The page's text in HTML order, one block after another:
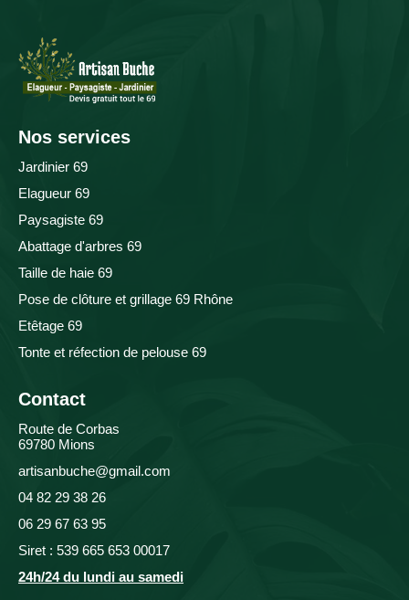
Nos services
Jardinier 69
Elagueur 69
Paysagiste 69
Abattage d'arbres 69
Taille de haie 69
Pose de clôture et grillage 69 Rhône
Etêtage 69
Tonte et réfection de pelouse 69
Contact
Route de Corbas
69780 Mions
artisanbuche@gmail.com
04 82 29 38 26
06 29 67 63 95
Siret : 539 665 653 00017
24h/24 du lundi au samedi